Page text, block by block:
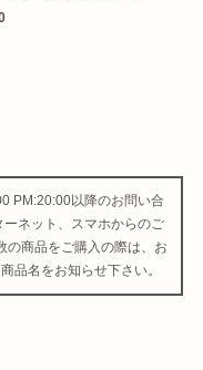
PM:20:00以降のお問い合
ネット、スマホからのご
の商品をご購入の際は、お
品名をお知らせ下さい。